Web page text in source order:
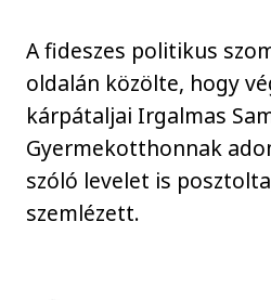
A fideszes politikus
oldalán közölte, hogy
kárpátaljai Irgalmas
Gyermekotthonnak
szóló levelet is
szemlézett.